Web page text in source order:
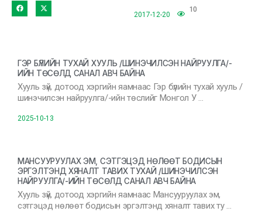
2017-12-20
10
ГЭР БҮЛИЙН ТУХАЙ ХУУЛЬ /ШИНЭЧИЛСЭН НАЙРУУЛГА/-
ИЙН ТӨСӨЛД САНАЛ АВЧ БАЙНА
Хууль зүй, дотоод хэргийн яамнаас Гэр бүлийн тухай хууль /
шинэчилсэн найруулга/-ийн төслийг Монгол У …
2025-10-13
МАНСУУРУУЛАХ ЭМ, СЭТГЭЦЭД НӨЛӨӨТ БОДИСЫН
ЭРГЭЛТЭНД ХЯНАЛТ ТАВИХ ТУХАЙ /ШИНЭЧИЛСЭН
НАЙРУУЛГА/-ИЙН ТӨСӨЛД САНАЛ АВЧ БАЙНА
Хууль зүй, дотоод хэргийн яамнаас Мансууруулах эм,
сэтгэцэд нөлөөт бодисын эргэлтэнд хяналт тавих ту …